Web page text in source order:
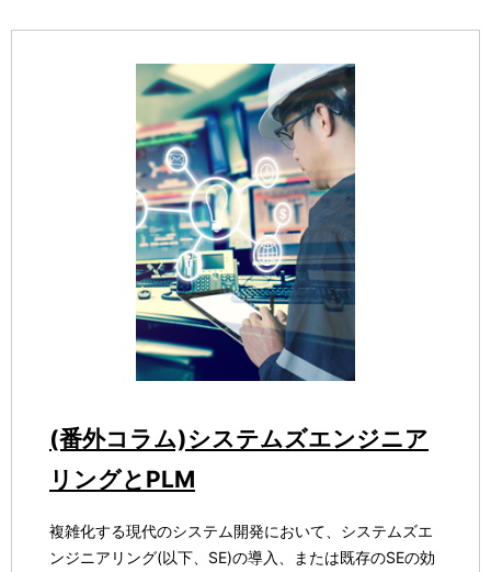
(番外コラム)システムズエンジニア
リングとPLM
複雑化する現代のシステム開発において、システムズエ
ンジニアリング(以下、SE)の導入、または既存のSEの効